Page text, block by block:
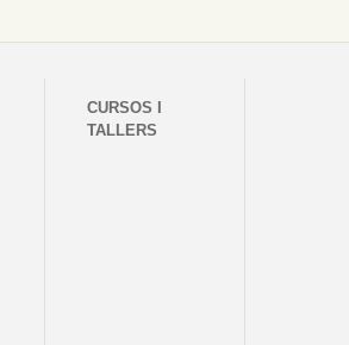
CURSOS I
TALLERS